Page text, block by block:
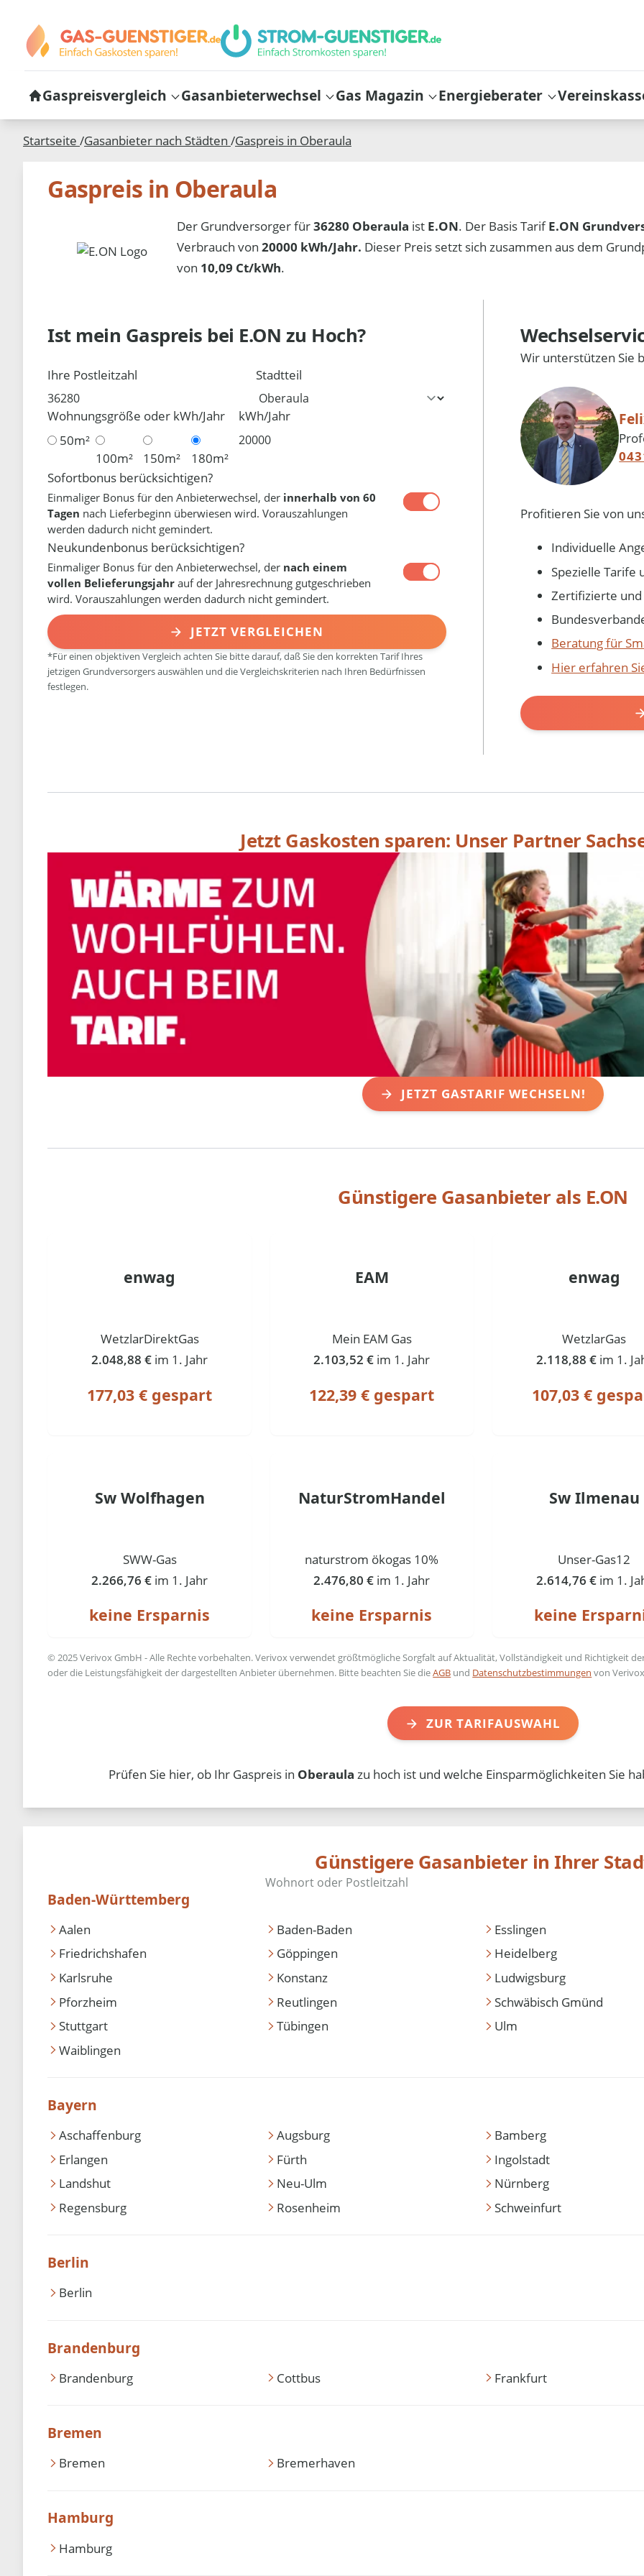
Gaspreisvergleich Gasanbieterwechsel Gas Magazin Energieberater
Startseite /Gasanbieter nach Städten /Gaspreis in Oberaula
Gaspreis in Oberaula
Der Grundversorger für36280 Oberaula ist E.ON. Der Basis TarifE.ON
Verbrauch von20000 kWh/Jahr. Dieser Preis setzt sich zusammen aus dem
von 10,09 Ct/kWh.
Ist mein Gaspreis bei E.ON zu Hoch?
Ihre Postleitzahl Stadtteil
Wohnungsgröße oder kWh/Jahr
50m²
100m²
150m² 180m²
kWh/Jahr
Sofortbonus berücksichtigen?
Einmaliger Bonus für den Anbieterwechsel, der innerhalb von 60
Tagen nach Lieferbeginn überwiesen wird. Vorauszahlungen
werden dadurch nicht gemindert.
Neukundenbonus berücksichtigen?
Einmaliger Bonus für den Anbieterwechsel, der nach einem
vollen Belieferungsjahr auf der Jahresrechnung gutgeschrieben
wird. Vorauszahlungen werden dadurch nicht gemindert.
JETZT VERGLEICHEN
*Für einen objektiven Vergleich achten Sie bitte darauf, daß Sie den korrekten Tarif Ihres
jetzigen Grundversorgers auswählen und die Vergleichskriterien nach Ihren Bedürfnissen
festlegen.
Wir unterstützen Sie
Profitieren Sie von
Individuelle
Spezielle
Zertifizierte und
Beratung für
Hier erfahren
Jetzt Gaskosten sparen: Unser Partner
JETZT GASTARIF WECHSELN!
Günstigere Gasanbieter als E.ON
enwag
WetzlarDirektGas
2.048,88 € im 1. Jahr
177,03 € gespart
EAM
Mein EAM Gas
2.103,52 € im 1. Jahr
122,39 € gespart
enwag
WetzlarGas
2.118,88 € im 1.
107,03 €
Sw Wolfhagen
SWW-Gas
2.266,76 € im 1. Jahr
keine Ersparnis
NaturStromHandel
naturstrom ökogas 10%
2.476,80 € im 1. Jahr
keine Ersparnis
Sw Ilmenau
Unser-Gas12
2.614,76 € im 1.
keine
© 2025 Verivox GmbH - Alle Rechte vorbehalten. Verivox verwendet größtmögliche Sorgfalt auf Aktualität, Vollständigkeit und Richtigkeit
oder die Leistungsfähigkeit der dargestellten Anbieter übernehmen. Bitte beachten Sie dieAGB und Datenschutzbestimmungen von
ZUR TARIFAUSWAHL
Prüfen Sie hier, ob Ihr Gaspreis in Oberaula zu hoch ist und welche Einsparmöglichkeiten Sie
Günstigere Gasanbieter in Ihrer
Baden-Württemberg
Aalen Baden-Baden
Esslingen
Friedrichshafen
Göppingen
Heidelberg
Karlsruhe
Konstanz
Ludwigsburg
Pforzheim
Reutlingen
Schwäbisch Gmünd
Stuttgart
Tübingen
Ulm
Waiblingen
Bayern
Aschaffenburg Augsburg
Bamberg
Erlangen
Fürth
Ingolstadt
Landshut
Neu-Ulm
Nürnberg
Regensburg
Rosenheim Schweinfurt
Berlin
Berlin
Brandenburg
Brandenburg Cottbus Frankfurt
Bremen
Bremen Bremerhaven
Hamburg
Hamburg